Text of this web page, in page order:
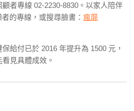
者專線 02-2230-8830。以家人陪伴
的專線，或搜尋臉書： 瘋靡
給付已於 2016 年提升為 1500 元，
見具體成效。